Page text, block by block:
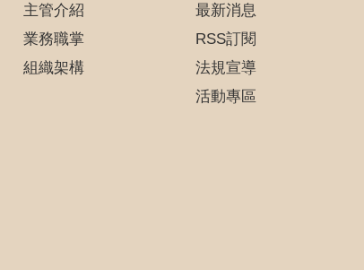
主管介紹
業務職掌
組織架構
最新消息
RSS訂閱
法規宣導
活動專區